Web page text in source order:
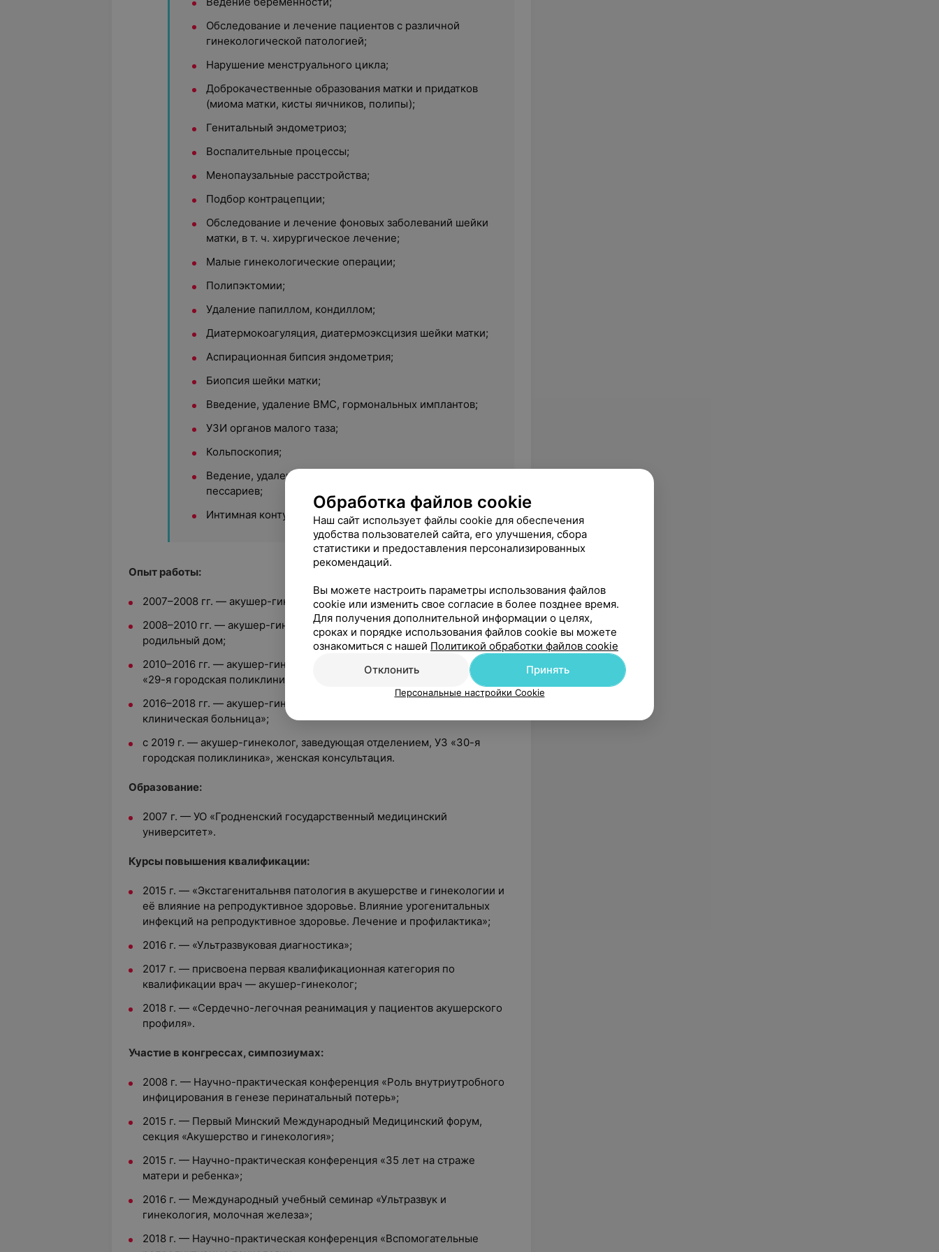
Обследование и лечение пациентов с различной
гинекологической патологией;
Нарушение менструального цикла;
Доброкачественные образования матки и придатков
(миома матки, кисты яичников, полипы);
Генитальный эндометриоз;
Воспалительные процессы;
Менопаузальные расстройства;
Подбор контрацепции;
Обследование и лечение фоновых заболеваний шейки
матки, в т. ч. хирургическое лечение;
Малые гинекологические операции;
Полипэктомии;
Удаление папиллом, кондиллом;
Диатермокоагуляция, диатермоэксцизия шейки матки;
Аспирационная бипсия эндометрия;
Биопсия шейки матки;
Введение, удаление ВМС, гормональных имплантов;
УЗИ органов малого таза;
Кольпоскопия;
Ведение, удаление акушерских и гинекологических
пессариев;
Интимная контурная пластика.
Опыт работы:
2007–2008 гг. — акушер-гинеколог, Брестский родильный дом;
2008–2010 гг. — акушер-гинеколог, Кобринская ЦРБ, филиал
родильный дом;
2010–2016 гг. — акушер-гинеколог женской консультации, г. Минск УЗ
«29-я городская поликлиника»;
2016–2018 гг. — акушер-гинеколог, г. Минск УЗ «5-я городская
клиническая больница»;
с 2019 г. — акушер-гинеколог, заведующая отделением, УЗ «30-я
городская поликлиника», женская консультация.
Образование:
2007 г. — УО «Гродненский государственный медицинский
университет».
Курсы повышения квалификации:
2015 г. — «Экстагенитальнвя патология в акушерстве и гинекологии и
её влияние на репродуктивное здоровье. Влияние урогенитальных
инфекций на репродуктивное здоровье. Лечение и профилактика»;
2016 г. — «Ультразвуковая диагностика»;
2017 г. — присвоена первая квалификационная категория по
квалификации врач — акушер-гинеколог;
2018 г. — «Сердечно-легочная реанимация у пациентов акушерского
профиля».
Участие в конгрессах, симпозиумах:
2008 г. — Научно-практическая конференция «Роль внутриутробного
инфицирования в генезе перинатальный потерь»;
2015 г. — Первый Минский Международный Медицинский форум,
секция «Акушерство и гинекология»;
2015 г. — Научно-практическая конференция «35 лет на страже
матери и ребенка»;
2016 г. — Международный учебный семинар «Ультразвук и
гинекология, молочная железа»;
2018 г. — Научно-практическая конференция «Вспомогательные
Обработка файлов cookie
Наш сайт использует файлы cookie для обеспечения
удобства пользователей сайта, его улучшения, сбора
статистики и предоставления персонализированных
рекомендаций.
Вы можете настроить параметры использования файлов
cookie или изменить свое согласие в более позднее время.
Для получения дополнительной информации о целях,
сроках и порядке использования файлов cookie вы можете
ознакомиться с нашей Политикой обработки файлов cookie
Отклонить
Принять
Персональные настройки Cookie